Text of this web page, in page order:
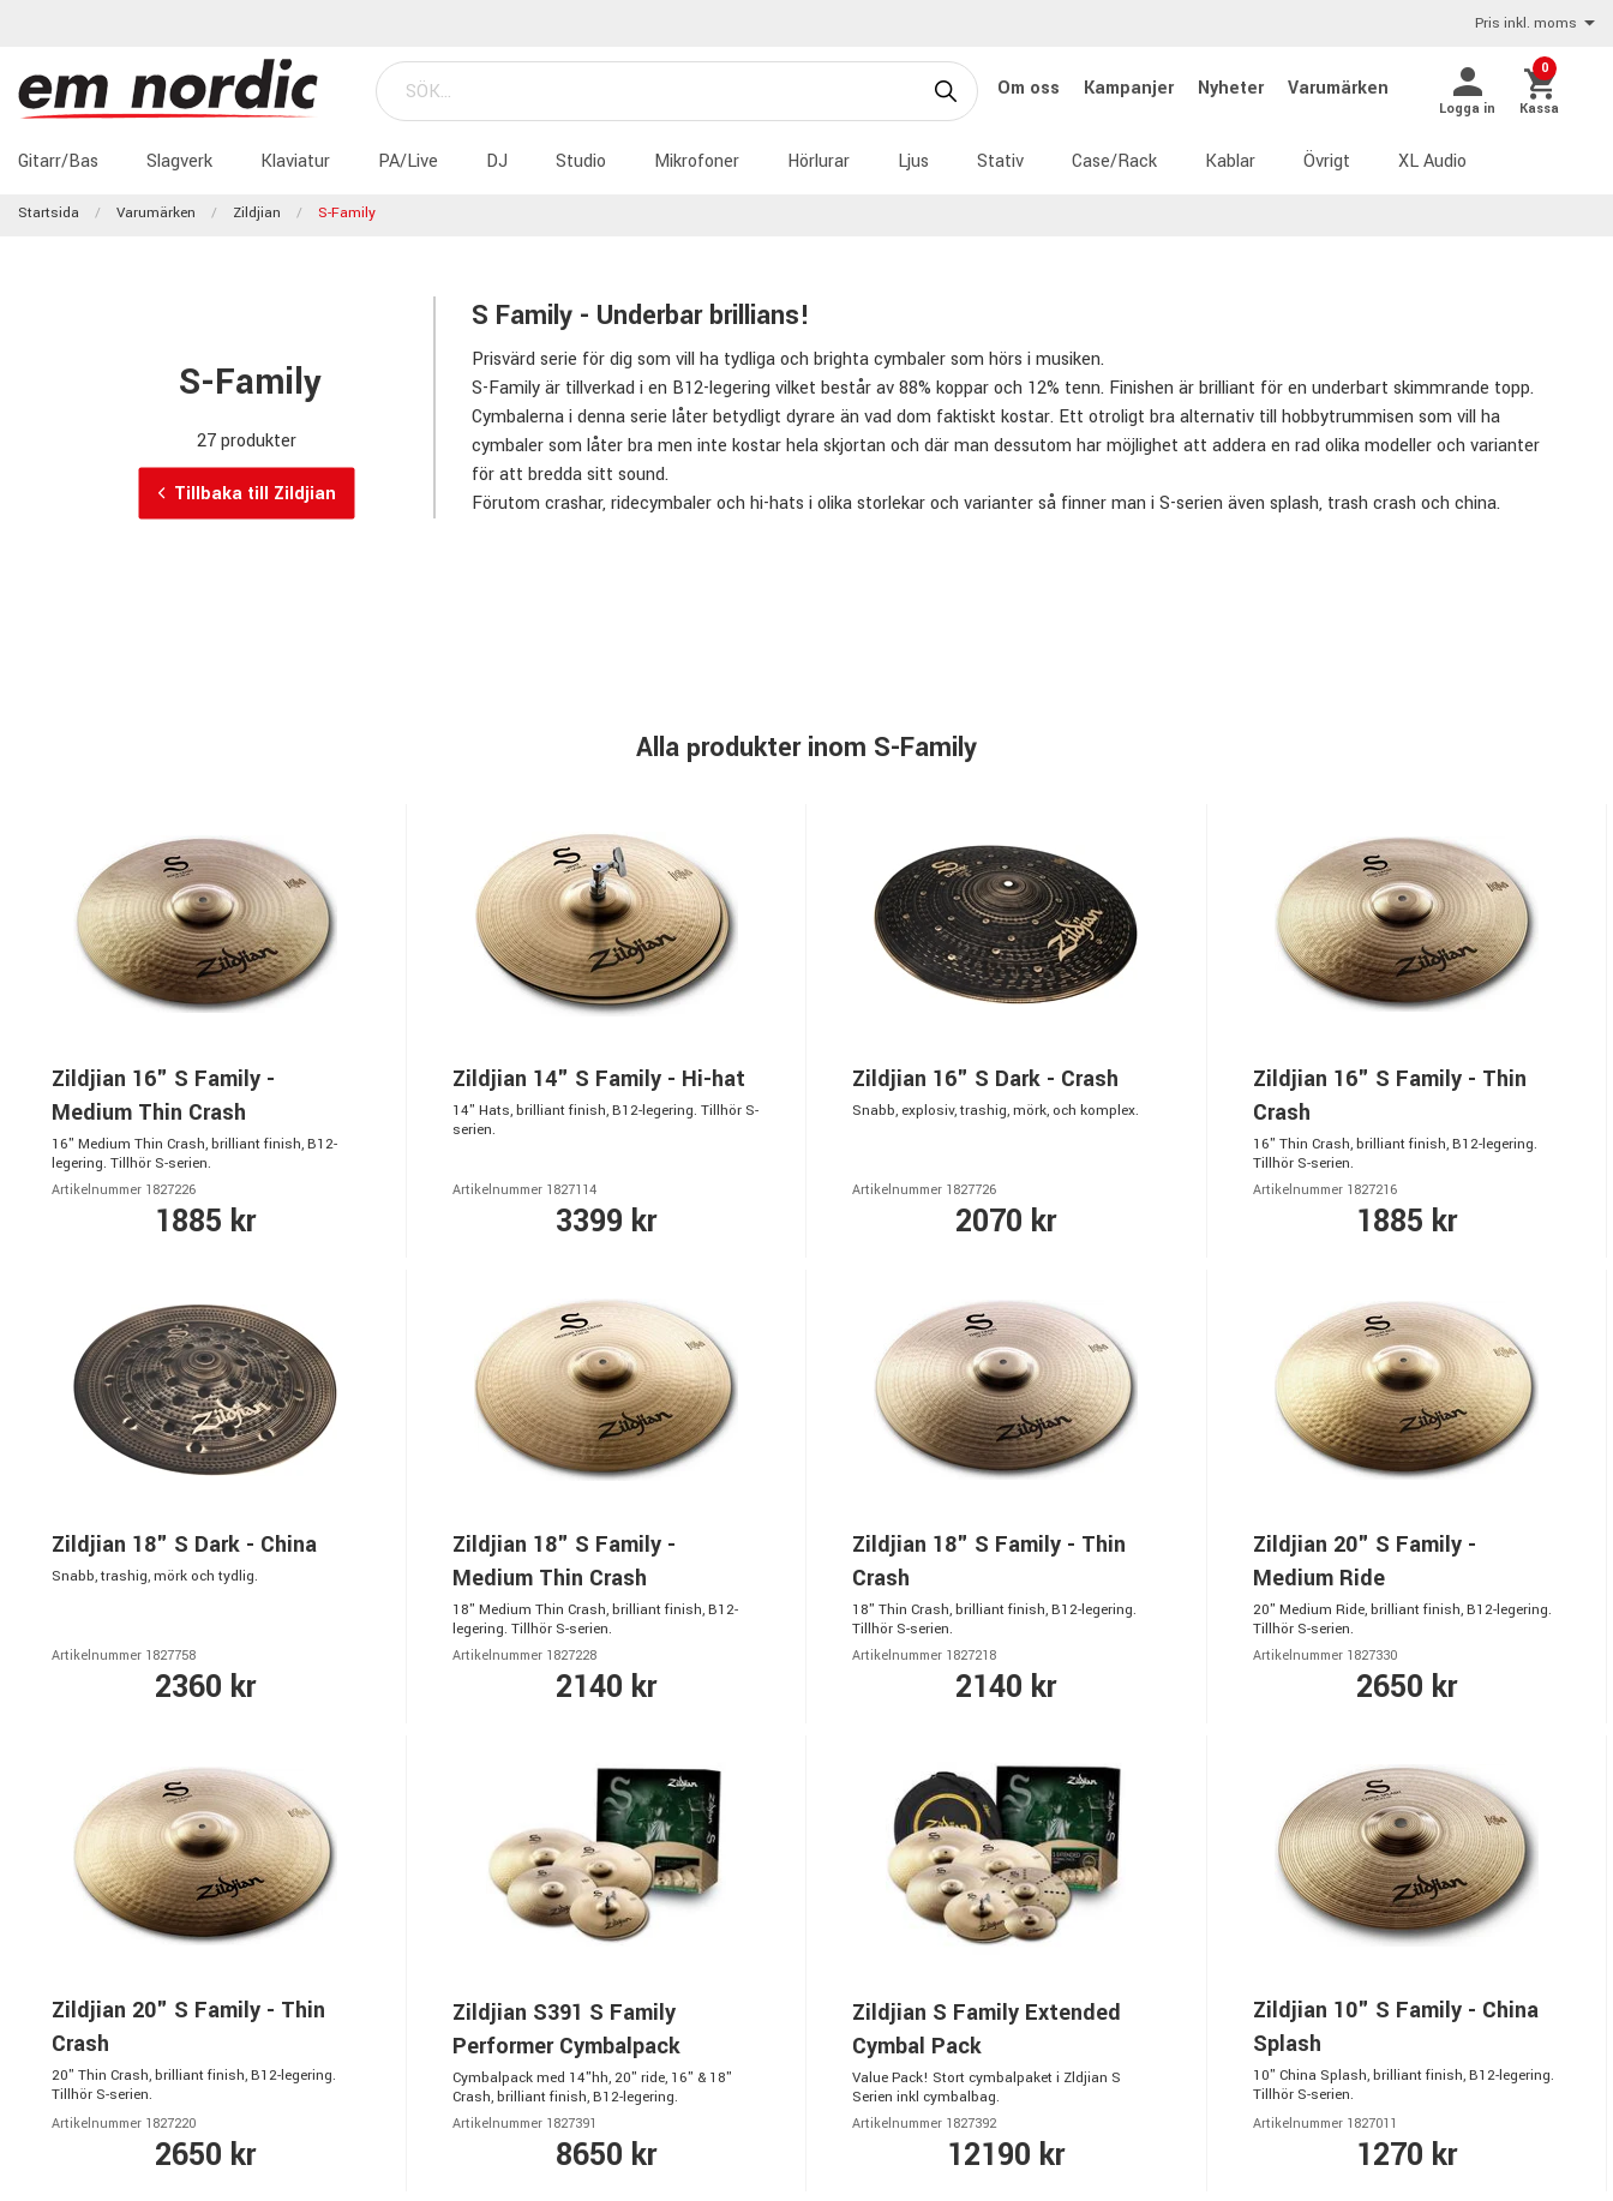
Pris inkl. moms
Om oss Kampanjer Nyheter Varumärken
Logga in
0
Kassa
Gitarr/Bas Slagverk Klaviatur PA/Live DJ Studio Mikrofoner Hörlurar Ljus Stativ Case/Rack Kablar Övrigt XL Audio
Startsida Varumärken Zildjian S-Family
S-Family
27 produkter
Tillbaka till Zildjian
S Family - Underbar brillians!
Prisvärd serie för dig som vill ha tydliga och brighta cymbaler som hörs i musiken.
S-Family är tillverkad i en B12-legering vilket består av 88% koppar och 12% tenn. Finishen är brilliant för en underbart skimmrande topp.
Cymbalerna i denna serie låter betydligt dyrare än vad dom faktiskt kostar. Ett otroligt bra alternativ till hobbytrummisen som vill ha
cymbaler som låter bra men inte kostar hela skjortan och där man dessutom har möjlighet att addera en rad olika modeller och varianter
för att bredda sitt sound.
Förutom crashar, ridecymbaler och hi-hats i olika storlekar och varianter så finner man i S-serien även splash, trash crash och china.
Alla produkter inom S-Family
Zildjian 16" S Family -
Medium Thin Crash
16" Medium Thin Crash, brilliant finish, B12-
legering. Tillhör S-serien.
Artikelnummer 1827226
1885 kr
Zildjian 14" S Family - Hi-hat
14" Hats, brilliant finish, B12-legering. Tillhör S-
serien.
Artikelnummer 1827114
3399 kr
Zildjian 16" S Dark - Crash
Snabb, explosiv, trashig, mörk, och komplex.
Artikelnummer 1827726
2070 kr
Zildjian 16" S Family - Thin
Crash
16" Thin Crash, brilliant finish, B12-legering.
Tillhör S-serien.
Artikelnummer 1827216
1885 kr
Zildjian 18" S Dark - China
Snabb, trashig, mörk och tydlig.
Artikelnummer 1827758
2360 kr
Zildjian 18" S Family -
Medium Thin Crash
18" Medium Thin Crash, brilliant finish, B12-
legering. Tillhör S-serien.
Artikelnummer 1827228
2140 kr
Zildjian 18" S Family - Thin
Crash
18" Thin Crash, brilliant finish, B12-legering.
Tillhör S-serien.
Artikelnummer 1827218
2140 kr
Zildjian 20" S Family -
Medium Ride
20" Medium Ride, brilliant finish, B12-legering.
Tillhör S-serien.
Artikelnummer 1827330
2650 kr
Zildjian 20" S Family - Thin
Crash
20" Thin Crash, brilliant finish, B12-legering.
Tillhör S-serien.
Artikelnummer 1827220
2650 kr
Zildjian S391 S Family
Performer Cymbalpack
Cymbalpack med 14"hh, 20" ride, 16" & 18"
Crash, brilliant finish, B12-legering.
Artikelnummer 1827391
8650 kr
Zildjian S Family Extended
Cymbal Pack
Value Pack! Stort cymbalpaket i Zldjian S
Serien inkl cymbalbag.
Artikelnummer 1827392
12190 kr
Zildjian 10" S Family - China
Splash
10" China Splash, brilliant finish, B12-legering.
Tillhör S-serien.
Artikelnummer 1827011
1270 kr